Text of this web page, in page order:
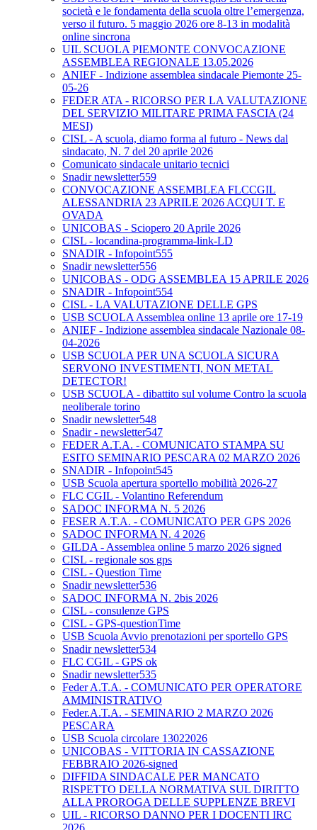
società e le fondamenta della scuola oltre l’emergenza,
verso il futuro. 5 maggio 2026 ore 8-13 in modalità
online sincrona
UIL SCUOLA PIEMONTE CONVOCAZIONE
ASSEMBLEA REGIONALE 13.05.2026
ANIEF - Indizione assemblea sindacale Piemonte 25-
05-26
FEDER ATA - RICORSO PER LA VALUTAZIONE
DEL SERVIZIO MILITARE PRIMA FASCIA (24
MESI)
CISL - A scuola, diamo forma al futuro - News dal
sindacato, N. 7 del 20 aprile 2026
Comunicato sindacale unitario tecnici
Snadir newsletter559
CONVOCAZIONE ASSEMBLEA FLCCGIL
ALESSANDRIA 23 APRILE 2026 ACQUI T. E
OVADA
UNICOBAS - Sciopero 20 Aprile 2026
CISL - locandina-programma-link-LD
SNADIR - Infopoint555
Snadir newsletter556
UNICOBAS - ODG ASSEMBLEA 15 APRILE 2026
SNADIR - Infopoint554
CISL - LA VALUTAZIONE DELLE GPS
USB SCUOLA Assemblea online 13 aprile ore 17-19
ANIEF - Indizione assemblea sindacale Nazionale 08-
04-2026
USB SCUOLA PER UNA SCUOLA SICURA
SERVONO INVESTIMENTI, NON METAL
DETECTOR!
USB SCUOLA - dibattito sul volume Contro la scuola
neoliberale torino
Snadir newsletter548
Snadir - newsletter547
FEDER A.T.A. - COMUNICATO STAMPA SU
ESITO SEMINARIO PESCARA 02 MARZO 2026
SNADIR - Infopoint545
USB Scuola apertura sportello mobilità 2026-27
FLC CGIL - Volantino Referendum
SADOC INFORMA N. 5 2026
FESER A.T.A. - COMUNICATO PER GPS 2026
SADOC INFORMA N. 4 2026
GILDA - Assemblea online 5 marzo 2026 signed
CISL - regionale sos gps
CISL - Question Time
Snadir newsletter536
SADOC INFORMA N. 2bis 2026
CISL - consulenze GPS
CISL - GPS-questionTime
USB Scuola Avvio prenotazioni per sportello GPS
Snadir newsletter534
FLC CGIL - GPS ok
Snadir newsletter535
Feder A.T.A. - COMUNICATO PER OPERATORE
AMMINISTRATIVO
Feder.A.T.A. - SEMINARIO 2 MARZO 2026
PESCARA
USB Scuola circolare 13022026
UNICOBAS - VITTORIA IN CASSAZIONE
FEBBRAIO 2026-signed
DIFFIDA SINDACALE PER MANCATO
RISPETTO DELLA NORMATIVA SUL DIRITTO
ALLA PROROGA DELLE SUPPLENZE BREVI
UIL - RICORSO DANNO PER I DOCENTI IRC